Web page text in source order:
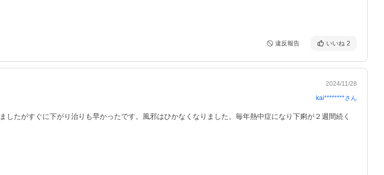
違反報告 いいね 2
2024/11/28
kai********さん
たがすぐに下がり治りも早かったです。風邪はひかなくなりました。毎年熱中症になり下痢が２週間続く